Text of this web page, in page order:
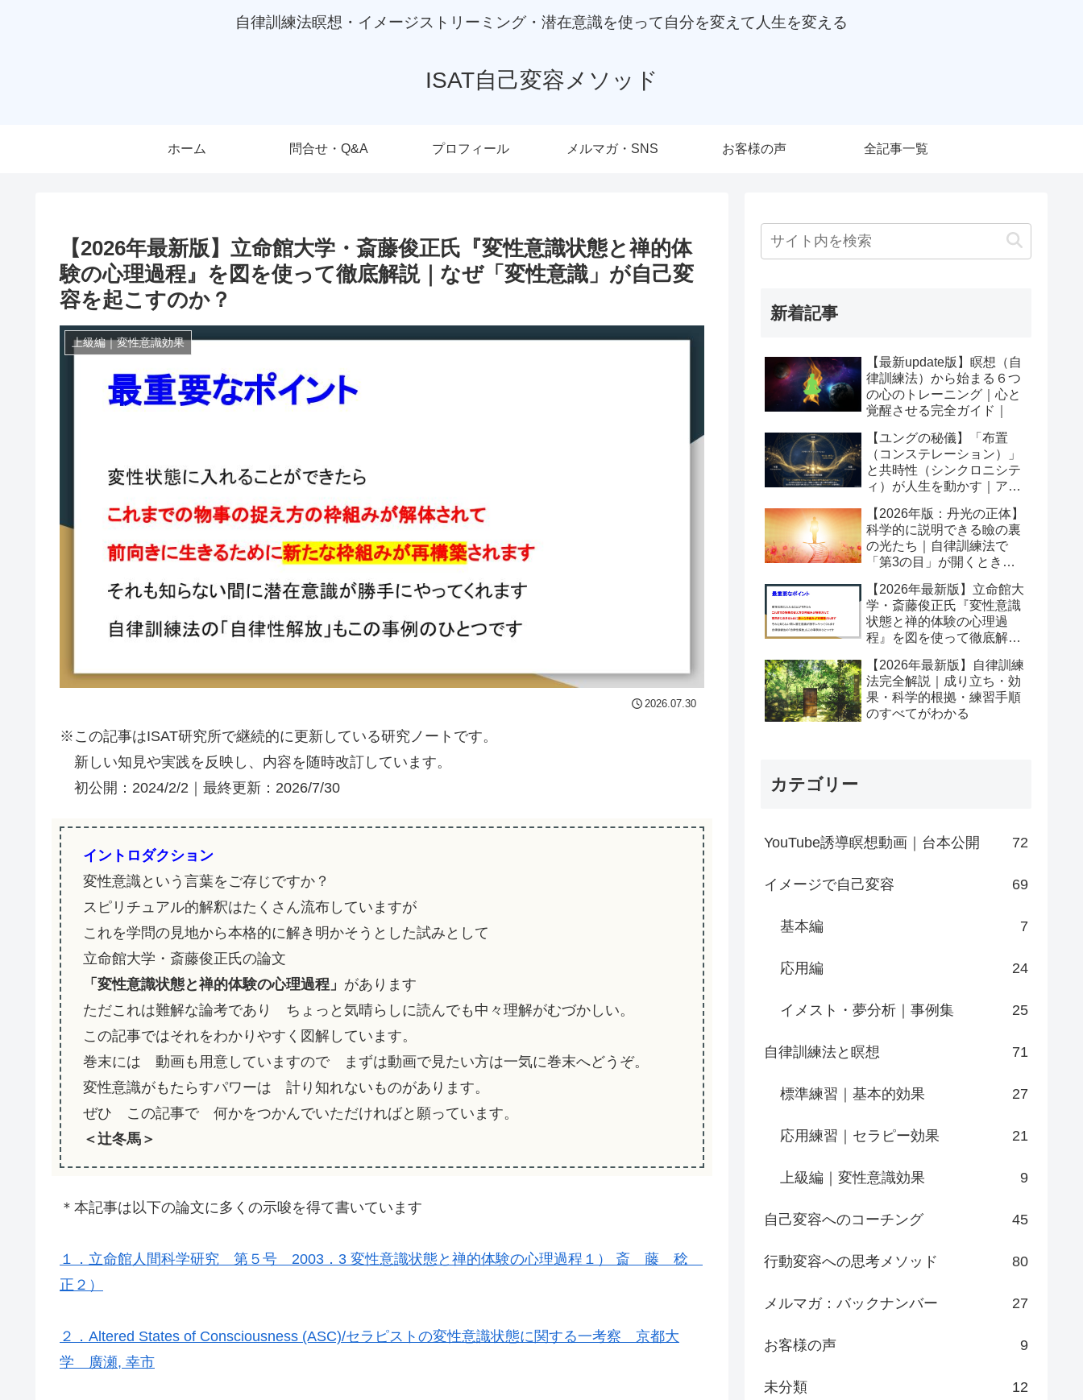
自律訓練法瞑想・イメージストリーミング・潜在意識を使って自分を変えて人生を変える
ISAT自己変容メソッド
ホーム 問合せ・Q&A プロフィール メルマガ・SNS お客様の声 全記事一覧
【2026年最新版】立命館大学・斎藤俊正氏『変性意識状態と禅的体
験の心理過程』を図を使って徹底解説｜なぜ「変性意識」が自己変
容を起こすのか？
上級編｜変性意識効果
2026.07.30
※この記事はISAT研究所で継続的に更新している研究ノートです。
新しい知見や実践を反映し、内容を随時改訂しています。
初公開：2024/2/2｜最終更新：2026/7/30
イントロダクション
変性意識という言葉をご存じですか？
スピリチュアル的解釈はたくさん流布していますが
これを学問の見地から本格的に解き明かそうとした試みとして
立命館大学・斎藤俊正氏の論文
「変性意識状態と禅的体験の心理過程」 があります
ただこれは難解な論考であり ちょっと気晴らしに読んでも中々理解がむづかしい。
この記事ではそれをわかりやすく図解しています。
巻末には 動画も用意していますので まずは動画で見たい方は一気に巻末へどうぞ。
変性意識がもたらすパワーは 計り知れないものがあります。
ぜひ この記事で 何かをつかんでいただければと願っています。
＜辻冬馬＞
＊本記事は以下の論文に多くの示唆を得て書いています
１．立命館人間科学研究 第５号 2003．3 変性意識状態と禅的体験の心理過程１） 斎 藤 稔
正２）
２．Altered States of Consciousness (ASC)/セラピストの変性意識状態に関する一考察 京都大
学 廣瀬, 幸市
新着記事
【最新update版】瞑想（自
律訓練法）から始まる６つ
の心のトレーニング｜心と
覚醒させる完全ガイド｜
【ユングの秘儀】「布置
（コンステレーション）」
と共時性（シンクロニシテ
ィ）が人生を動かす｜アク
舞台
【2026年版：丹光の正体】
科学的に説明できる瞼の裏
の光たち｜自律訓練法で
「第3の目」が開くとき潜
【2026年最新版】立命館大
学・斎藤俊正氏『変性意識
状態と禅的体験の心理過
程』を図を使って徹底解説
変容を起こすのか？
【2026年最新版】自律訓練
法完全解説｜成り立ち・効
果・科学的根拠・練習手順
のすべてがわかる
カテゴリー
YouTube誘導瞑想動画｜台本公開 72
イメージで自己変容 69
基本編 7
応用編 24
イメスト・夢分析｜事例集 25
自律訓練法と瞑想 71
標準練習｜基本的効果 27
応用練習｜セラピー効果 21
上級編｜変性意識効果 9
自己変容へのコーチング 45
行動変容への思考メソッド 80
メルマガ：バックナンバー 27
お客様の声 9
未分類 12